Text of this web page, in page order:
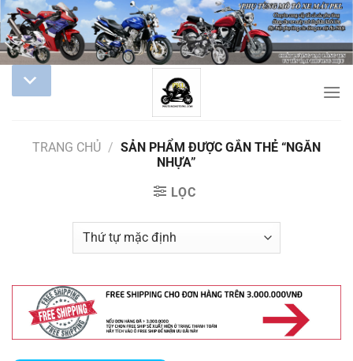
TRANG CHỦ / SẢN PHẨM ĐƯỢC GẮN THẺ “NGĂN
NHỰA”
LỌC